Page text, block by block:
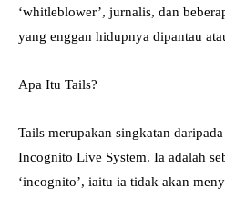
‘whitleblower’, jurnalis, dan
yang enggan hidupnya dipantau
Apa Itu Tails?
Tails merupakan singkatan
Incognito Live System. Ia adalah
‘incognito’, iaitu ia tidak akan